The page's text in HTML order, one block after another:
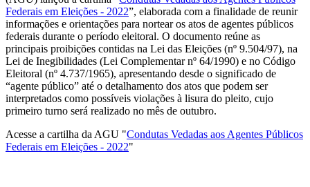
Federais em Eleições - 2022”, elaborada com a finalidade de reunir
informações e orientações para nortear os atos de agentes públicos
federais durante o período eleitoral. O documento reúne as
principais proibições contidas na Lei das Eleições (nº 9.504/97), na
Lei de Inegibilidades (Lei Complementar nº 64/1990) e no Código
Eleitoral (nº 4.737/1965), apresentando desde o significado de
“agente público” até o detalhamento dos atos que podem ser
interpretados como possíveis violações à lisura do pleito, cujo
primeiro turno será realizado no mês de outubro.
Acesse a cartilha da AGU "Condutas Vedadas aos Agentes Públicos
Federais em Eleições - 2022"